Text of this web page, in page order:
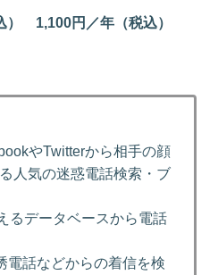
） 1,100円／年（税込）
やTwitterから相手の顔
人気の迷惑電話検索・ブ
るデータベースから電話
電話などからの着信を検